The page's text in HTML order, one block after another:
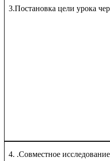
3.Постановка цели урока
4. .Совместное